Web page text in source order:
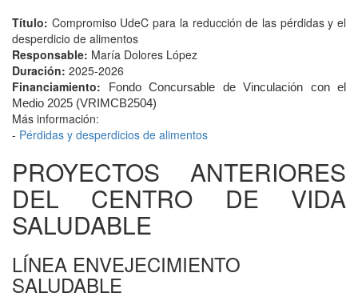
Título: Compromiso UdeC para la reducción de las pérdidas y el
desperdicio de alimentos
Responsable: María Dolores López
Duración: 2025-2026
Financiamiento:
Fondo Concursable de Vinculación con el
Medio 2025 (VRIMCB2504)
Más información:
- Pérdidas y desperdicios de alimentos
PROYECTOS ANTERIORES
DEL CENTRO DE VIDA
SALUDABLE
LÍNEA ENVEJECIMIENTO
SALUDABLE